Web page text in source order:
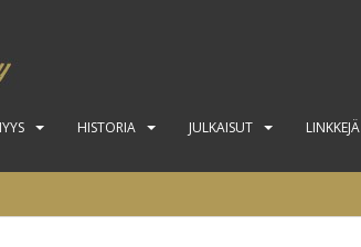
HISTORIA JULKAISUT LINKKEJÄ